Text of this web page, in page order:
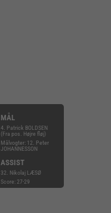
MÅL
4. Patrick BOLDSEN
(Fra pos. Højre fløj)
Målvogter: 12. Peter
JOHANNESSON
ASSIST
32. Nikolaj LÆSØ
Score: 27-29